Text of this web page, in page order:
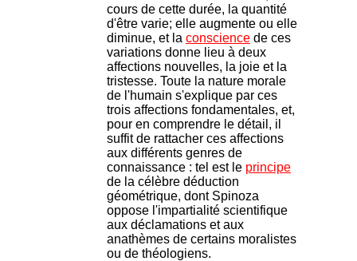
cours de cette durée, la quantité
d'être varie; elle augmente ou elle
diminue, et la conscience de ces
variations donne lieu à deux
affections nouvelles, la joie et la
tristesse. Toute la nature morale
de l'humain s'explique par ces
trois affections fondamentales, et,
pour en comprendre le détail, il
suffit de rattacher ces affections
aux différents genres de
connaissance : tel est le principe
de la célèbre déduction
géométrique, dont Spinoza
oppose l'impartialité scientifique
aux déclamations et aux
anathèmes de certains moralistes
ou de théologiens.